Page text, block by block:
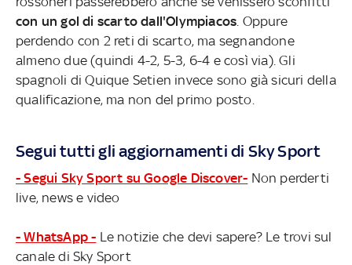
con un gol di scarto dall'Olympiacos . Oppure
perdendo con 2 reti di scarto, ma segnandone
almeno due (quindi 4-2, 5-3, 6-4 e così via). Gli
spagnoli di Quique Setien invece sono già sicuri della
qualificazione, ma non del primo posto.
Segui tutti gli aggiornamenti di Sky Sport
- Segui Sky Sport su Google Discover- Non perderti
live, news e video
- WhatsApp - Le notizie che devi sapere? Le trovi sul
canale di Sky Sport